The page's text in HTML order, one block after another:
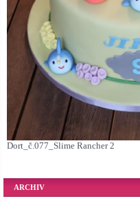
Dort_č.077_Slime Rancher 2
ARCHIV